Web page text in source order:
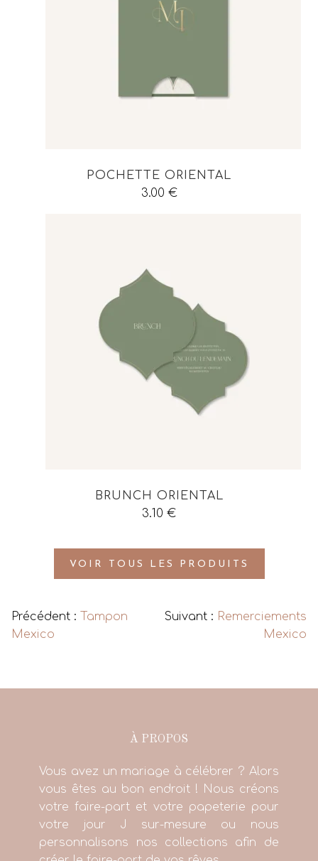
POCHETTE ORIENTAL
3.00 €
BRUNCH ORIENTAL
3.10 €
VOIR TOUS LES PRODUITS
Précédent :
Tampon
Mexico
Suivant : Remerciements
Mexico
À PROPOS
Vous avez un mariage à célébrer ? Alors
vous êtes au bon endroit ! Nous créons
votre faire-part et votre papeterie pour
votre jour J sur-mesure ou nous
personnalisons nos collections afin de